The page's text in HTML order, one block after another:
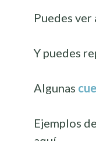
Puedes
Y puedes
Algunas
Ejemplos de